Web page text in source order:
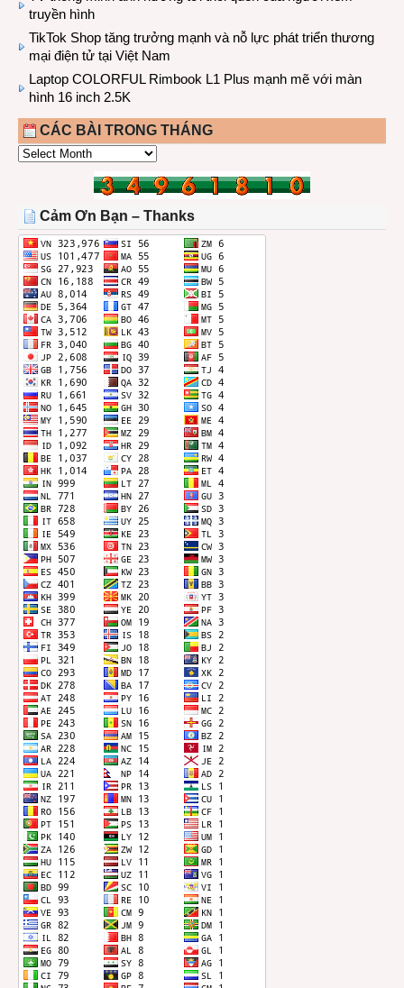
truyền hình
TikTok Shop tăng trưởng mạnh và nỗ lực phát triển thương
mại điện tử tại Việt Nam
Laptop COLORFUL Rimbook L1 Plus mạnh mẽ với màn
hình 16 inch 2.5K
CÁC BÀI TRONG THÁNG
CÁC
THÁNG
Cảm Ơn Bạn – Thanks